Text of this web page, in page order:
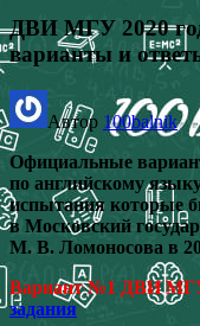
ДВИ МГУ 2020
варианты и
Автор 100balnik
Официальные
по английскому
испытания которые
в Московский
М. В. Ломоносова в
Вариант №1 ДВИ МГУ
задания